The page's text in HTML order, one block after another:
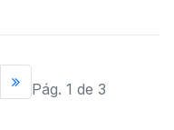
Pág. 1 de 3